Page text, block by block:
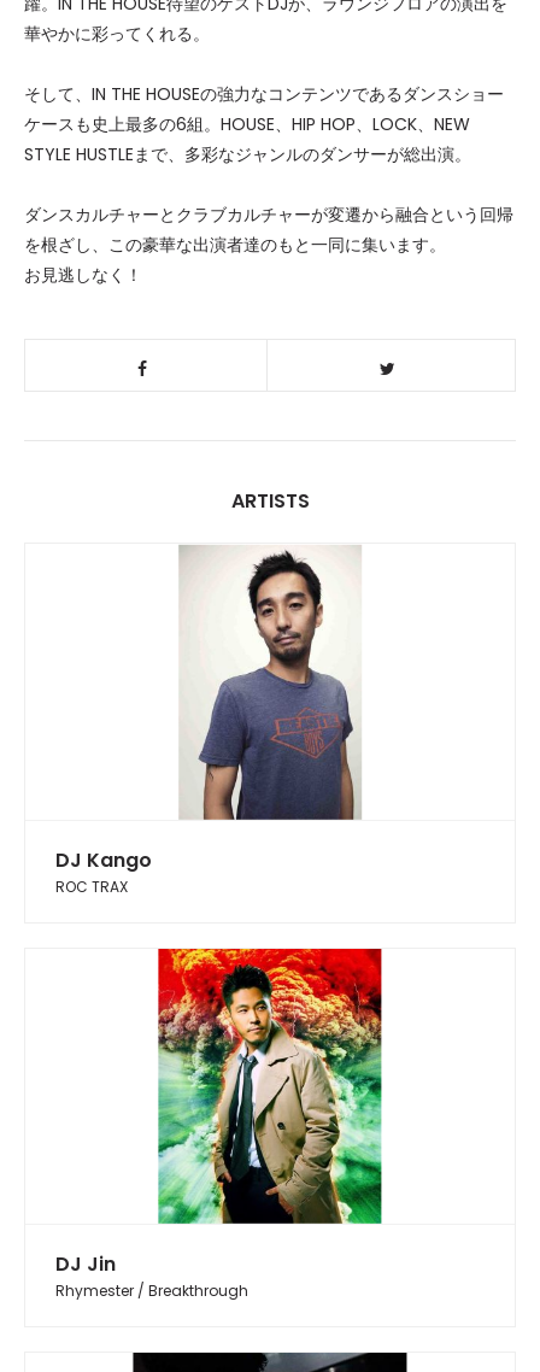
華やかに彩ってくれる。
そして、IN THE HOUSEの強力なコンテンツであるダンスショー
ケースも史上最多の6組。HOUSE、HIP HOP、LOCK、NEW
STYLE HUSTLEまで、多彩なジャンルのダンサーが総出演。
ダンスカルチャーとクラブカルチャーが変遷から融合という回帰
を根ざし、この豪華な出演者達のもと一同に集います。
お見逃しなく！
ARTISTS
DJ Kango
ROC TRAX
DJ Jin
Rhymester / Breakthrough